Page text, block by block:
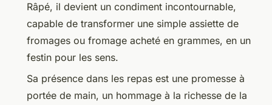
Râpé, il devient un condiment incontournable,
capable de transformer une simple assiette de
fromages ou fromage acheté en grammes, en un
festin pour les sens.
Sa présence dans les repas est une promesse à
portée de main, un hommage à la richesse de la